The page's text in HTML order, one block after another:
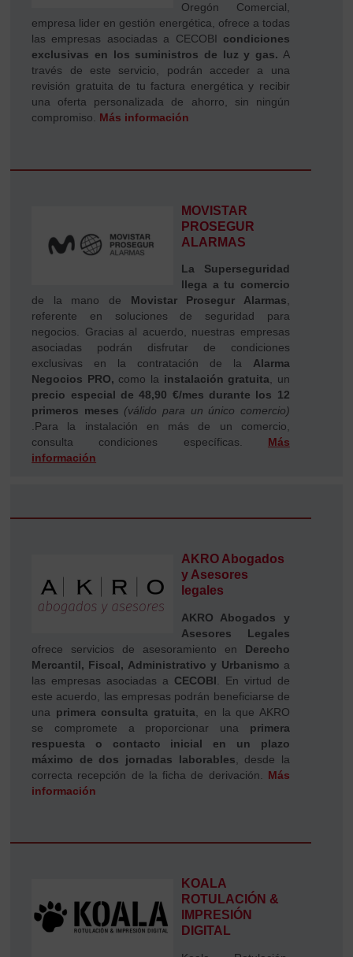
Oregón Comercial,
empresa lider en gestión energética, ofrece a todas
las empresas asociadas a CECOBI condiciones
exclusivas en los suministros de luz y gas. A
través de este servicio, podrán acceder a una
revisión gratuita de tu factura energética y recibir
una oferta personalizada de ahorro, sin ningún
compromiso. Más información
MOVISTAR
PROSEGUR
ALARMAS
La Superseguridad
llega a tu comercio
de la mano de Movistar Prosegur Alarmas,
referente en soluciones de seguridad para
negocios. Gracias al acuerdo, nuestras empresas
asociadas podrán disfrutar de condiciones
exclusivas en la contratación de la Alarma
Negocios PRO, como la instalación gratuita, un
precio especial de 48,90 €/mes durante los 12
primeros meses (válido para un único comercio)
.Para la instalación en más de un comercio,
consulta condiciones específicas. Más
información
AKRO Abogados
y Asesores
legales
AKRO Abogados y
Asesores Legales
ofrece servicios de asesoramiento en Derecho
Mercantil, Fiscal, Administrativo y Urbanismo a
las empresas asociadas a CECOBI . En virtud de
este acuerdo, las empresas podrán beneficiarse de
una primera consulta gratuita , en la que AKRO
se compromete a proporcionar una primera
respuesta o contacto inicial en un plazo
máximo de dos jornadas laborables , desde la
correcta recepción de la ficha de derivación.
Más
información
KOALA
ROTULACIÓN &
IMPRESIÓN
DIGITAL